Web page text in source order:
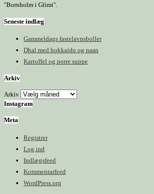
"Bornholm i Glimt".
Seneste indlæg
Gammeldags fastelavnsboller
Dhal med hokkaido og naan
Kartoffel og porre suppe
Arkiv
Arkiv
Instagram
Meta
Registrer
Log ind
Indlægsfeed
Kommentarfeed
WordPress.org